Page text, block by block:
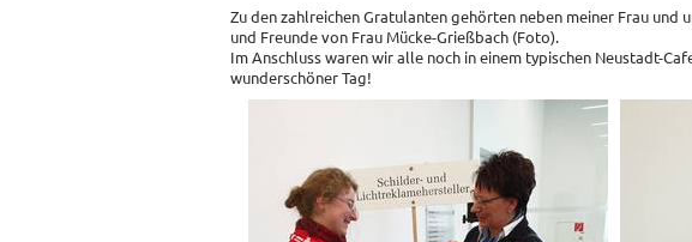
Zu den zahlreichen Gratulanten gehörten neben meiner Frau und
und Freunde von Frau Mücke-Grießbach (Foto).
Im Anschluss waren wir alle noch in einem typischen Neustadt-
wunderschöner Tag!